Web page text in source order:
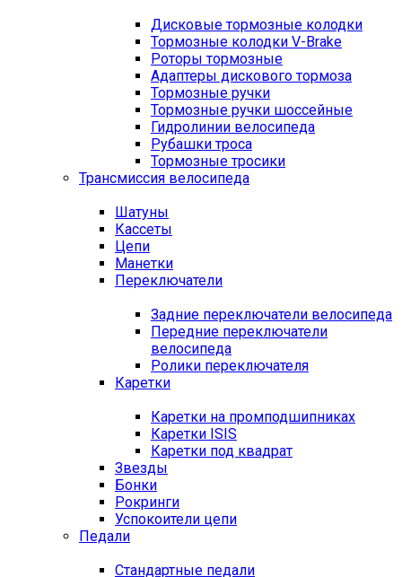
Дисковые тормозные колодки
Тормозные колодки V-Brake
Роторы тормозные
Адаптеры дискового тормоза
Тормозные ручки
Тормозные ручки шоссейные
Гидролинии велосипеда
Рубашки троса
Тормозные тросики
Трансмиссия велосипеда
Шатуны
Кассеты
Цепи
Манетки
Переключатели
Задние переключатели велосипеда
Передние переключатели
велосипеда
Ролики переключателя
Каретки
Каретки на промподшипниках
Каретки ISIS
Каретки под квадрат
Звезды
Бонки
Рокринги
Успокоители цепи
Педали
Стандартные педали